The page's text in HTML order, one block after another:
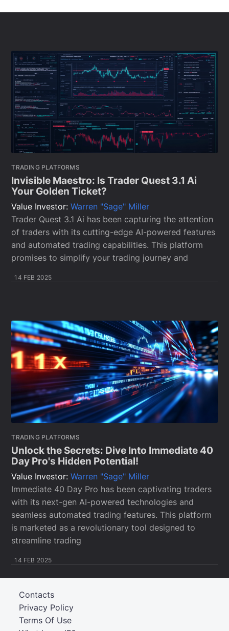
TRADING PLATFORMS
Invisible Maestro: Is Trader Quest 3.1 Ai
Your Golden Ticket?
Value Investor:Warren "Sage" Miller
Trader Quest 3.1 Ai has been capturing the attention
of traders with its cutting-edge AI-powered features
and automated trading capabilities. This platform
promises to simplify your trading journey and
14 FEB 2025
TRADING PLATFORMS
Unlock the Secrets: Dive Into Immediate 40
Day Pro's Hidden Potential!
Value Investor:Warren "Sage" Miller
Immediate 40 Day Pro has been captivating traders
with its next-gen AI-powered technologies and
seamless automated trading features. This platform
is marketed as a revolutionary tool designed to
streamline trading
14 FEB 2025
Terms Of Use
Privacy Policy
Contacts